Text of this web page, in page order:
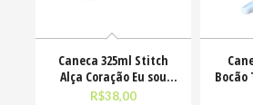
Caneca 325ml Stitch
Alça Coração Eu sou
uma pessoa calma
R$38,00
Bocão